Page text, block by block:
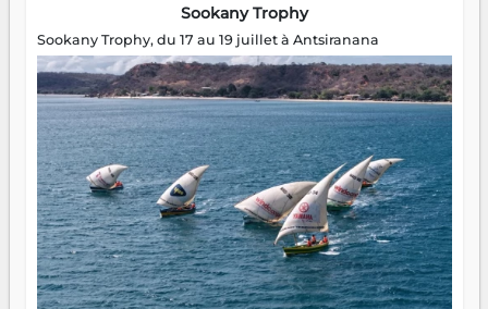
Sookany Trophy
Sookany Trophy, du 17 au 19 juillet à Antsiranana